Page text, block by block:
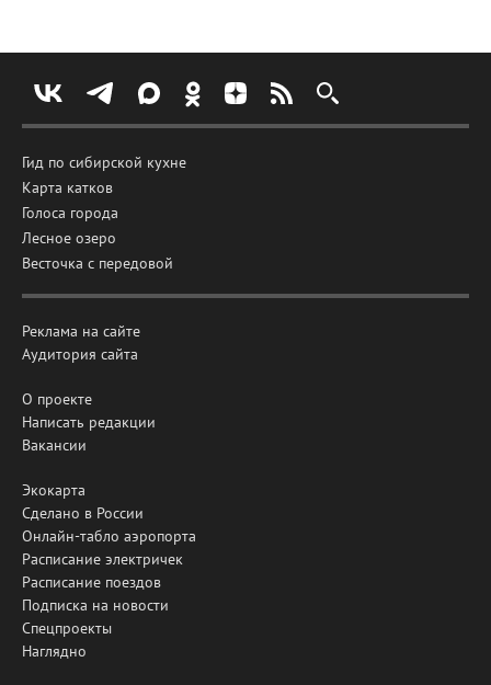
Гид по сибирской кухне
Карта катков
Голоса города
Лесное озеро
Весточка с передовой
Реклама на сайте
Аудитория сайта
О проекте
Написать редакции
Вакансии
Экокарта
Сделано в России
Онлайн-табло аэропорта
Расписание электричек
Расписание поездов
Подписка на новости
Спецпроекты
Наглядно